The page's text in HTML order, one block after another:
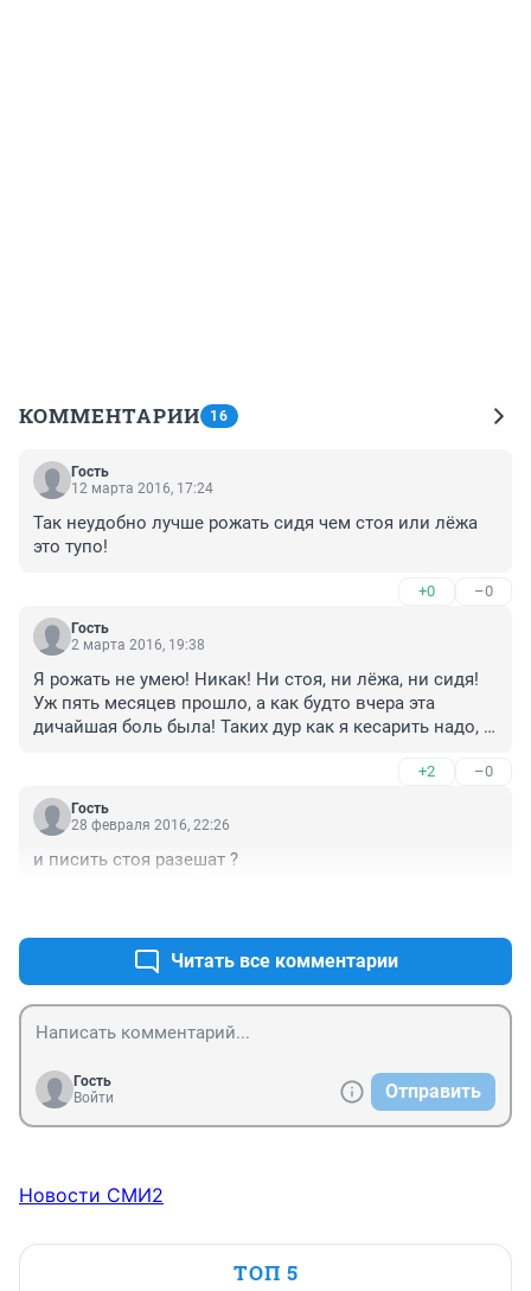
КОММЕНТАРИИ 16
Гость
12 марта 2016, 17:24
Так неудобно лучше рожать сидя чем стоя или лёжа
это тупо!
+0 –0
Гость
2 марта 2016, 19:38
Я рожать не умею! Никак! Ни стоя, ни лёжа, ни сидя!
Уж пять месяцев прошло, а как будто вчера эта
дичайшая боль была! Таких дур как я кесарить надо,
+2 –0
Гость
28 февраля 2016, 22:26
и писить стоя разешат ?
Читать все комментарии
Гость
Войти
Отправить
Новости СМИ2
ТОП 5